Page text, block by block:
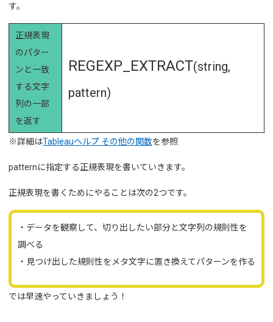
す。
正規表現
のパター
ンと一致
する文字
列の一部
を返す
REGEXP_EXTRACT(string,
pattern)
※詳細はTableauヘルプ その他の関数を参照
patternに指定する正規表現を書いていきます。
正規表現を書くためにやることは次の2つです。
・データを観察して、切り出したい部分と文字列の規則性を
調べる
・見つけ出した規則性をメタ文字に置き換えてパターンを作る
では早速やっていきましょう！